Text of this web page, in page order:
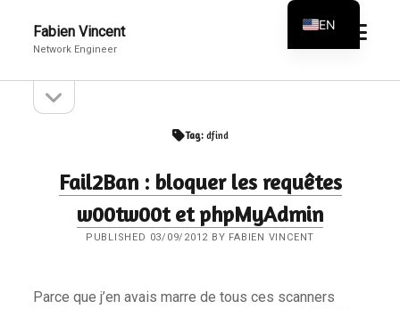
Fabien Vincent
Network Engineer
open
menu
Sidebarsidebar
Tag: dfind
Fail2Ban : bloquer les requêtes
w00tw00t et phpMyAdmin
PUBLISHED 03/09/2012 BY FABIEN VINCENT
Parce que j’en avais marre de tous ces scanners
EN
FR